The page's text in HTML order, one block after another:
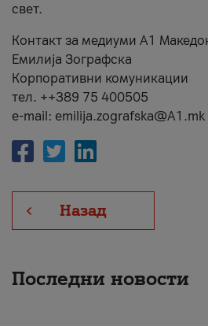
свет.
Контакт за медиуми А1
Емилија Зографска
Корпоративни комуникации
тел. ++389 75 400505
e-mail: emilija.zografska@A1.mk
Назад
Последни новости